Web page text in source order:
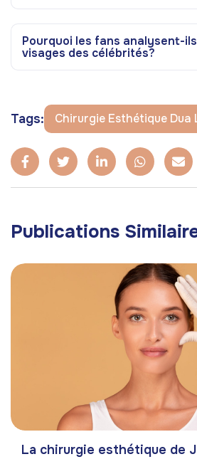
Pourquoi les fans analysent-
visages des célébrités?
Tags: Chirurgie Esthétique Dua
Publications
La chirurgie esthétique de